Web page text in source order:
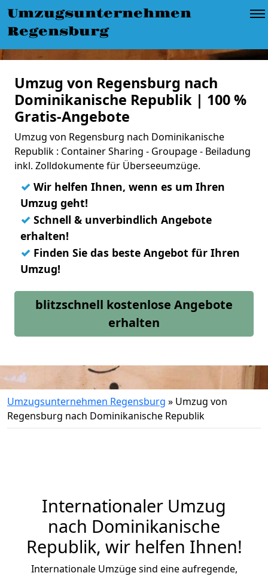
Umzugsunternehmen
Regensburg
Umzug von Regensburg nach
Dominikanische Republik | 100 %
Gratis-Angebote
Umzug von Regensburg nach Dominikanische
Republik : Container Sharing - Groupage - Beiladung
inkl. Zolldokumente für Überseeumzüge.
✓ Wir helfen Ihnen, wenn es um Ihren
Umzug geht!
✓ Schnell & unverbindlich Angebote
erhalten!
✓ Finden Sie das beste Angebot für Ihren
Umzug!
blitzschnell kostenlose Angebote
erhalten
Umzugsunternehmen Regensburg » Umzug von
Regensburg nach Dominikanische Republik
Internationaler Umzug
nach Dominikanische
Republik, wir helfen Ihnen!
Internationale Umzüge sind eine aufregende,